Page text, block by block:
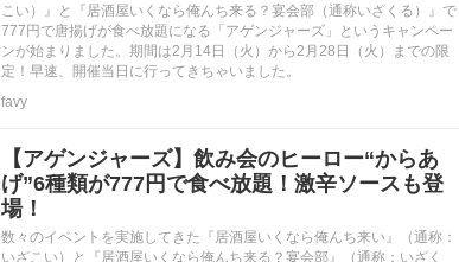
こい）』と『居酒屋いくなら俺んち来る？宴会部（通称いざくる）』で
777円で唐揚げが食べ放題になる「アゲンジャーズ」というキャンペー
ンが始まりました。期間は2月14日（火）から2月28日（火）までの限
定！早速、開催当日に行ってきちゃいました。
favy
【アゲンジャーズ】飲み会のヒーロー“からあ
げ”6種類が777円で食べ放題！激辛ソースも登
場！
数々のイベントを実施してきた『居酒屋いくなら俺んち来い』（通称：
いざこい）と『居酒屋いくなら俺んち来る？宴会部』（通称：いざく